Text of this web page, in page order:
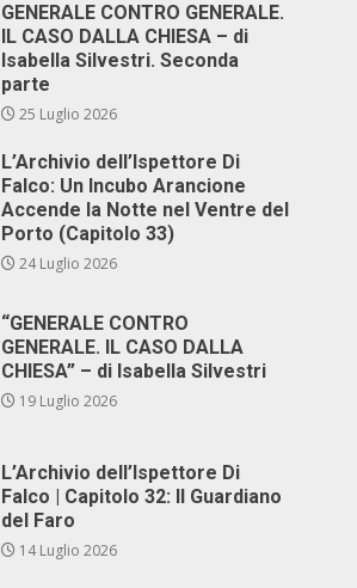
GENERALE CONTRO GENERALE.
IL CASO DALLA CHIESA – di
Isabella Silvestri. Seconda
parte
25 Luglio 2026
L’Archivio dell’Ispettore Di
Falco: Un Incubo Arancione
Accende la Notte nel Ventre del
Porto (Capitolo 33)
24 Luglio 2026
“GENERALE CONTRO
GENERALE. IL CASO DALLA
CHIESA” – di Isabella Silvestri
19 Luglio 2026
L’Archivio dell’Ispettore Di
Falco | Capitolo 32: Il Guardiano
del Faro
14 Luglio 2026